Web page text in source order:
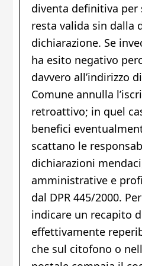
diventa definitiva per
resta valida sin dalla
dichiarazione. Se
ha esito negativo
davvero all’indirizzo
Comune annulla
retroattivo; in quel
benefici
scattano le
dichiarazioni
amministrative e
dal DPR 445/2000.
indicare un recapito
effettivamente
che sul citofono o